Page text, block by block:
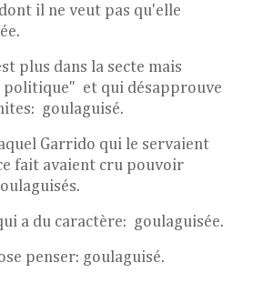
il ne veut pas qu'elle
plus dans la secte mais
politique" et qui désapprouve
goulaguisé.
Garrido qui le servaient
fait avaient cru pouvoir
a du caractère: goulaguisée.
penser: goulaguisé.